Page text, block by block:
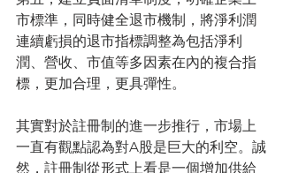
市標準，同時健全退市機制，將淨利潤
連續虧損的退市指標調整為包括淨利
潤、營收、市值等多因素在內的複合指
標，更加合理，更具彈性。
其實對於註冊制的進一步推行，市場上
一直有觀點認為對A股是巨大的利空。誠
然，註冊制從形式上看是一個增加供給